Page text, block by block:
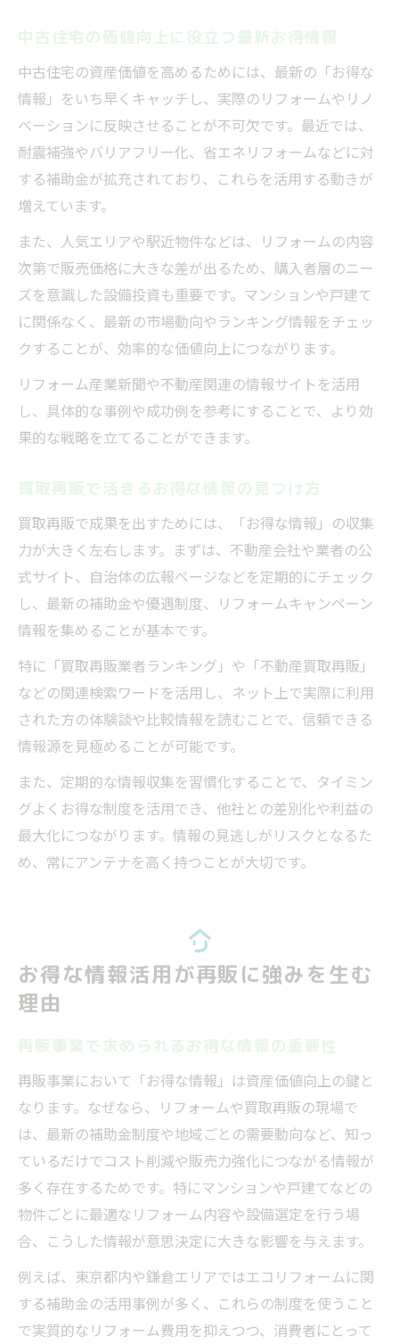
中古住宅の価値向上に役立つ最新お得情報
中古住宅の資産価値を高めるためには、最新の「お得な
情報」をいち早くキャッチし、実際のリフォームやリノ
ベーションに反映させることが不可欠です。最近では、
耐震補強やバリアフリー化、省エネリフォームなどに対
する補助金が拡充されており、これらを活用する動きが
増えています。
また、人気エリアや駅近物件などは、リフォームの内容
次第で販売価格に大きな差が出るため、購入者層のニー
ズを意識した設備投資も重要です。マンションや戸建て
に関係なく、最新の市場動向やランキング情報をチェッ
クすることが、効率的な価値向上につながります。
リフォーム産業新聞や不動産関連の情報サイトを活用
し、具体的な事例や成功例を参考にすることで、より効
果的な戦略を立てることができます。
買取再販で活きるお得な情報の見つけ方
買取再販で成果を出すためには、「お得な情報」の収集
力が大きく左右します。まずは、不動産会社や業者の公
式サイト、自治体の広報ページなどを定期的にチェック
し、最新の補助金や優遇制度、リフォームキャンペーン
情報を集めることが基本です。
特に「買取再販業者ランキング」や「不動産買取再販」
などの関連検索ワードを活用し、ネット上で実際に利用
された方の体験談や比較情報を読むことで、信頼できる
情報源を見極めることが可能です。
また、定期的な情報収集を習慣化することで、タイミン
グよくお得な制度を活用でき、他社との差別化や利益の
最大化につながります。情報の見逃しがリスクとなるた
め、常にアンテナを高く持つことが大切です。
お得な情報活用が再販に強みを生む
理由
再販事業で求められるお得な情報の重要性
再販事業において「お得な情報」は資産価値向上の鍵と
なります。なぜなら、リフォームや買取再販の現場で
は、最新の補助金制度や地域ごとの需要動向など、知っ
ているだけでコスト削減や販売力強化につながる情報が
多く存在するためです。特にマンションや戸建てなどの
物件ごとに最適なリフォーム内容や設備選定を行う場
合、こうした情報が意思決定に大きな影響を与えます。
例えば、東京都内や鎌倉エリアではエコリフォームに関
する補助金の活用事例が多く、これらの制度を使うこと
で実質的なリフォーム費用を抑えつつ、消費者にとって